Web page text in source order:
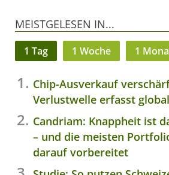
MEISTGELESEN IN...
1 Tag 1 Woche 1
Chip-Ausverkauf
Verlustwelle erfasst
Candriam: Knappheit ist
– und die meisten
darauf vorbereitet